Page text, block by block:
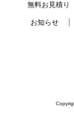
無料お見積り
お知らせ